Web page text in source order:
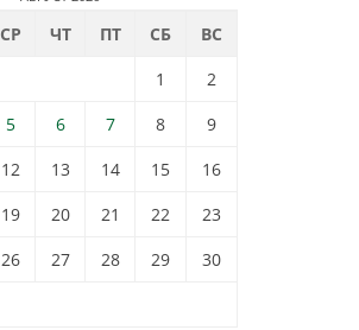
СР ЧТ ПТ СБ
ВС
1
2
5 6 7 8
9
12 13 14 15
16
19 20 21 22
23
26 27 28 29
30